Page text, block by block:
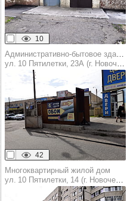
10
ул. 10 Пятилетки, 23А (г. Новочебоксарск)
42
Многоквартирный жилой дом
ул. 10 Пятилетки, 14 (г. Новочебоксарск)